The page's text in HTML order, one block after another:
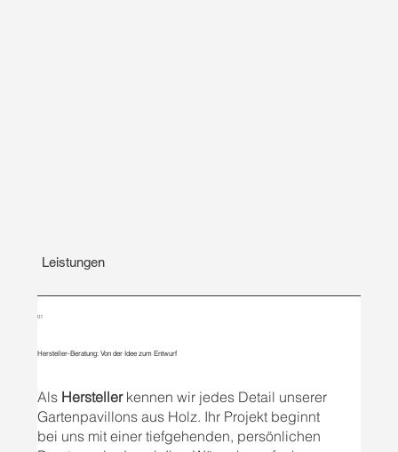
Leistungen
01
Hersteller-Beratung: Von der Idee zum Entwurf
Als Hersteller kennen wir jedes Detail unserer
Gartenpavillons aus Holz. Ihr Projekt beginnt
bei uns mit einer tiefgehenden, persönlichen